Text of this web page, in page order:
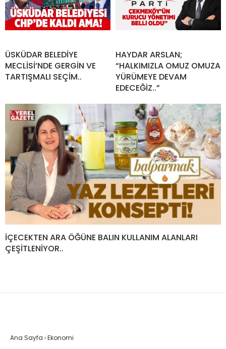
ÜSKÜDAR BELEDİYE
MECLİSİ’NDE GERGİN VE
TARTIŞMALI SEÇİM..
HAYDAR ARSLAN;
“HALKIMIZLA OMUZ OMUZA
YÜRÜMEYE DEVAM
EDECEĞİZ..”
İÇECEKTEN ARA ÖĞÜNE BALIN KULLANIM ALANLARI
ÇEŞİTLENİYOR..
Ana Sayfa ›Ekonomi